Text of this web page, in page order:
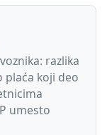
razlika
plaća koji deo
umesto